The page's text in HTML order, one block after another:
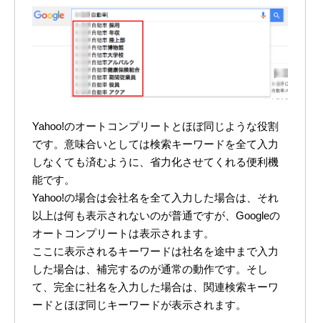
Yahoo!のオートコンプリートとほぼ同じような役割
です。意味合いとしては検索キーワードを全て入力
しなくても済むように、省力化させてくれる便利機
能です。
Yahoo!の場合は会社名を全て入力した場合は、それ
以上は何も表示されないのが普通ですが、Googleの
オートコンプリートは表示されます。
ここに表示されるキーワードは社名を途中まで入力
した場合は、補完するのが通常の動作です。そし
て、完全に社名を入力した場合は、関連検索キーワ
ードとほぼ同じキーワードが表示されます。